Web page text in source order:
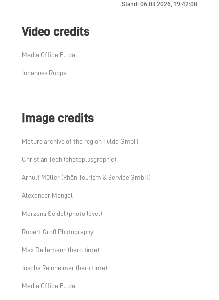
Stand: 06.08.2026, 19:42:08
Video credits
Media Office Fulda
Johannes Ruppel
Image credits
Picture archive of the region Fulda GmbH
Christian Tech (photoplusgraphic)
Arnulf Müller (Rhön Tourism & Service GmbH)
Alexander Mengel
Marzena Seidel (photo level)
Robert Groß Photography
Max Dellemann (hero time)
Joscha Reinheimer (hero time)
Media Office Fulda